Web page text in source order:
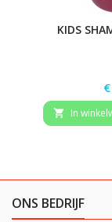
KIDS
 In
ONS BEDRIJF